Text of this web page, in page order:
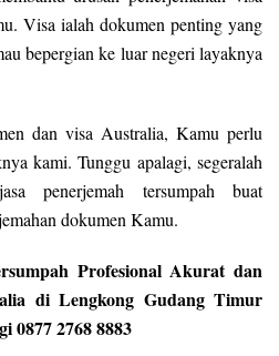
Visa ialah dokumen penting yang
bepergian ke luar negeri layaknya
dan visa Australia, Kamu perlu
kami. Tunggu apalagi, segeralah
penerjemah tersumpah buat
dokumen Kamu.
Profesional Akurat dan
di Lengkong Gudang Timur
0877 2768 8883